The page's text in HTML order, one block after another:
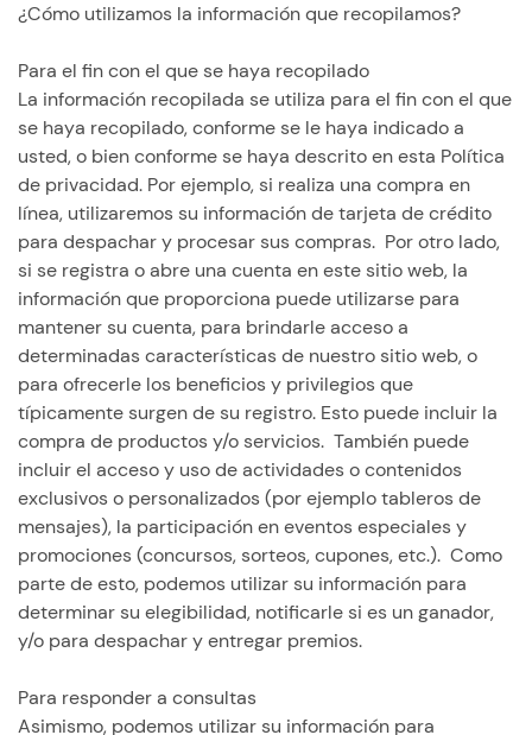
¿Cómo utilizamos la información que recopilamos?
Para el fin con el que se haya recopilado
La información recopilada se utiliza para el fin con el que
se haya recopilado, conforme se le haya indicado a
usted, o bien conforme se haya descrito en esta Política
de privacidad. Por ejemplo, si realiza una compra en
línea, utilizaremos su información de tarjeta de crédito
para despachar y procesar sus compras. Por otro lado,
si se registra o abre una cuenta en este sitio web, la
información que proporciona puede utilizarse para
mantener su cuenta, para brindarle acceso a
determinadas características de nuestro sitio web, o
para ofrecerle los beneficios y privilegios que
típicamente surgen de su registro. Esto puede incluir la
compra de productos y/o servicios. También puede
incluir el acceso y uso de actividades o contenidos
exclusivos o personalizados (por ejemplo tableros de
mensajes), la participación en eventos especiales y
promociones (concursos, sorteos, cupones, etc.). Como
parte de esto, podemos utilizar su información para
determinar su elegibilidad, notificarle si es un ganador,
y/o para despachar y entregar premios.
Para responder a consultas
Asimismo, podemos utilizar su información para